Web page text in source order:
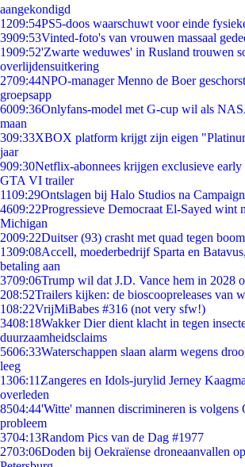
aangekondigd
1209:54PS5-doos waarschuwt voor einde
3909:53Vinted-foto's van vrouwen massaal
1909:52'Zwarte weduwes' in Rusland trouwen
overlijdensuitkering
2709:44NPO-manager Menno de Boer
groepsapp
6009:36Onlyfans-model met G-cup wil als
maan
309:33XBOX platform krijgt zijn eigen
jaar
909:30Netflix-abonnees krijgen exclusieve early
GTA VI trailer
1109:29Ontslagen bij Halo Studios na
4609:22Progressieve Democraat El-Sayed wint
Michigan
2009:22Duitser (93) crasht met quad tegen
1309:08Accell, moederbedrijf Sparta en
betaling aan
3709:06Trump wil dat J.D. Vance hem in 2028
208:52Trailers kijken: de bioscoopreleases van
108:22VrijMiBabes #316 (not very sfw!)
3408:18Wakker Dier dient klacht in tegen
duurzaamheidsclaims
5606:33Waterschappen slaan alarm wegens
leeg
1306:11 Zangeres en Idols-jurylid Jerney
overleden
8504:44'Witte' mannen discrimineren is volgens
probleem
3704:13Random Pics van de Dag #1977
2703:06Doden bij Oekraïense droneaanvallen